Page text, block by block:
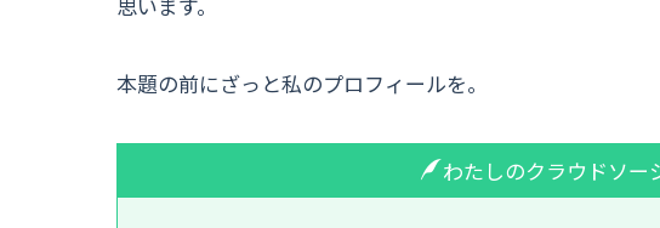
本題の前にざっと私のプロフィールを。
わたしのクラウドソー